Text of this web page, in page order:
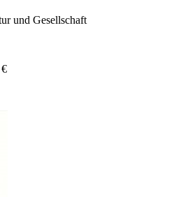
und Gesellschaft